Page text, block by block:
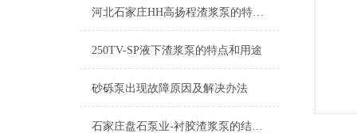
河北石家庄HH高扬程渣浆泵的特点及应用
250TV-SP液下渣浆泵的特点和用途
砂砾泵出现故障原因及解决办法
石家庄盘石泵业-衬胶渣浆泵的结构特点